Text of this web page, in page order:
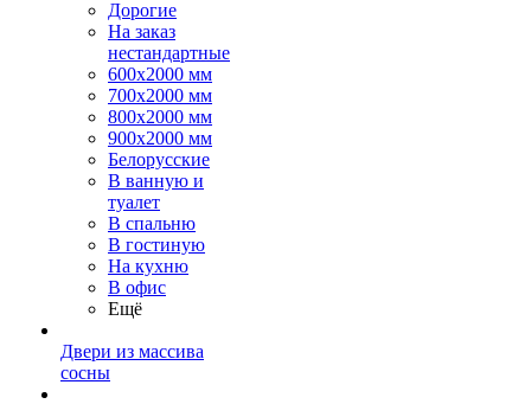
Дорогие
На заказ
нестандартные
600х2000 мм
700х2000 мм
800х2000 мм
900х2000 мм
Белорусские
В ванную и
туалет
В спальню
В гостиную
На кухню
В офис
Ещё
Двери из массива
сосны